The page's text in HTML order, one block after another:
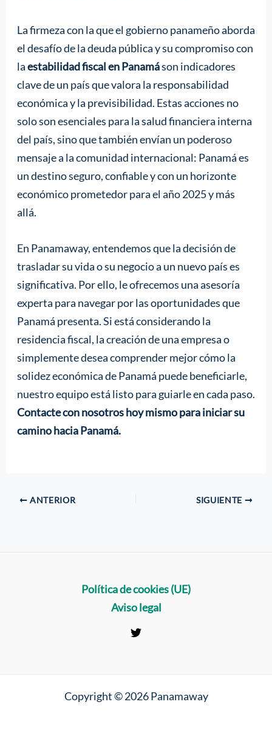
La firmeza con la que el gobierno panameño aborda
el desafío de la deuda pública y su compromiso con
laestabilidad fiscal en Panamáson indicadores
clave de un país que valora la responsabilidad
económica y la previsibilidad. Estas acciones no
solo son esenciales para la salud financiera interna
del país, sino que también envían un poderoso
mensaje a la comunidad internacional: Panamá es
un destino seguro, confiable y con un horizonte
económico prometedor para el año 2025 y más
allá.
En Panamaway, entendemos que la decisión de
trasladar su vida o su negocio a un nuevo país es
significativa. Por ello, le ofrecemos una asesoría
experta para navegar por las oportunidades que
Panamá presenta. Si está considerando la
residencia fiscal, la creación de una empresa o
simplemente desea comprender mejor cómo la
solidez económica de Panamá puede beneficiarle,
nuestro equipo está listo para guiarle en cada paso.
Contacte con nosotros hoy mismo para iniciar su
camino hacia Panamá.
ANTERIOR SIGUIENTE
Política de cookies (UE)
Aviso legal
Copyright © 2026 Panamaway